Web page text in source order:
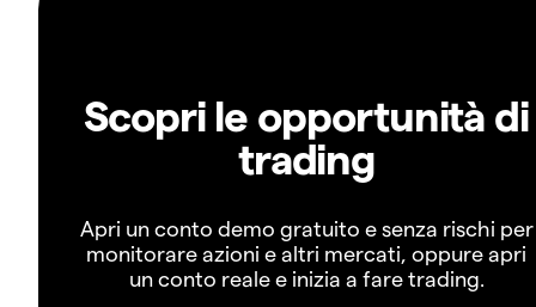
Scopri le opportunità di
trading
Apri un conto demo gratuito e senza rischi per
monitorare azioni e altri mercati, oppure apri
un conto reale e inizia a fare trading.